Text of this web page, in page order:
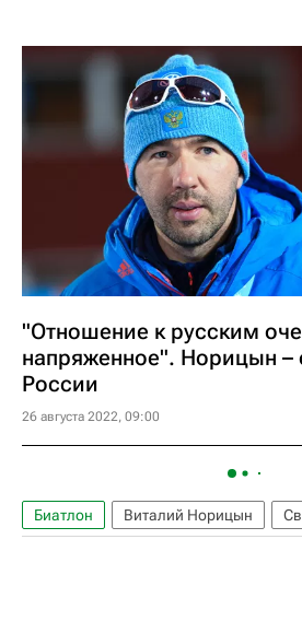
"Отношение к русским
напряженное". Норицын –
России
26 августа 2022, 09:00
Биатлон Виталий Норицын